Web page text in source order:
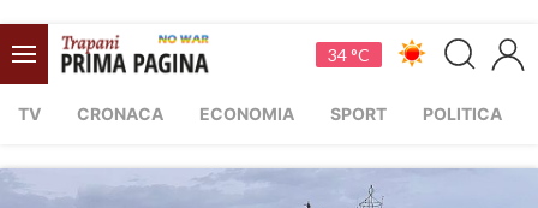
34 °C
TV CRONACA ECONOMIA SPORT POLITICA